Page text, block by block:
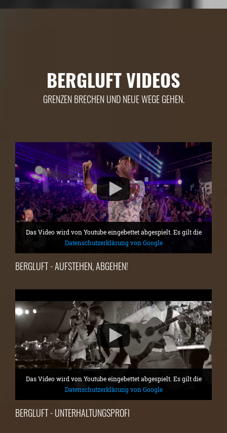
BERGLUFT VIDEOS
GRENZEN BRECHEN UND NEUE WEGE GEHEN.
Das Video wird von Youtube eingebettet abgespielt. Es gilt die
Datenschutzerklärung von Google
BERGLUFT - AUFSTEHEN, ABGEHEN!
Das Video wird von Youtube eingebettet abgespielt. Es gilt die
Datenschutzerklärung von Google
BERGLUFT - UNTERHALTUNGSPROFI